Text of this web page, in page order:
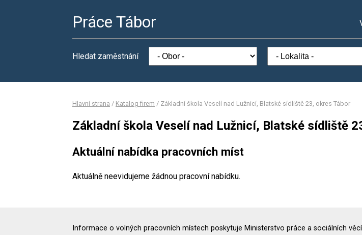
Práce Tábor
Hledat zaměstnání
Hlavní strana / Katalog firem / Základní škola Veselí nad Lužnicí, Blatské sídliště 23, okres Tábor
Základní škola Veselí nad Lužnicí, Blatské sídliště
Aktuální nabídka pracovních míst
Aktuálně neevidujeme žádnou pracovní nabídku.
Informace o volných pracovních místech poskytuje Ministerstvo práce a sociálních věcí